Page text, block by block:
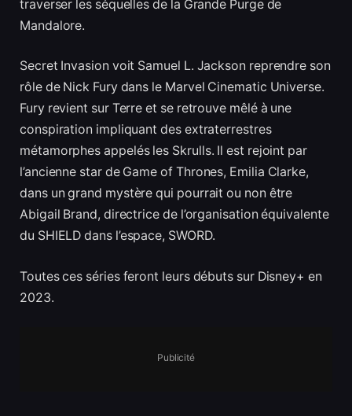
traverser les séquelles de la Grande Purge de
Mandalore.
Secret Invasion voit Samuel L. Jackson reprendre son
rôle de Nick Fury dans le Marvel Cinematic Universe.
Fury revient sur Terre et se retrouve mêlé à une
conspiration impliquant des extraterrestres
métamorphes appelés les Skrulls. Il est rejoint par
l’ancienne star de Game of Thrones, Emilia Clarke,
dans un grand mystère qui pourrait ou non être
Abigail Brand, directrice de l’organisation équivalente
du SHIELD dans l’espace, SWORD.
Toutes ces séries feront leurs débuts sur Disney+ en
2023.
Publicité